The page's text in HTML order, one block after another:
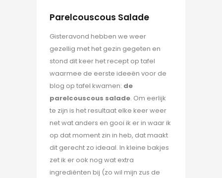
Parelcouscous Salade
Gisteravond hebben we weer
gezellig met het gezin gegeten en
stond dit keer het recept op tafel
waarmee de eerste ideeën voor de
blog op tafel kwamen: de
parelcouscous salade. Om eerlijk
te zijn is het resultaat elke keer weer
net wat anders en gooi ik er in waar ik
op dat moment zin in heb, dat maakt
dit gerecht zo ideaal. In kleine bakjes
zet ik er ook nog wat extra
ingrediënten bij (zo wil mijn zus de